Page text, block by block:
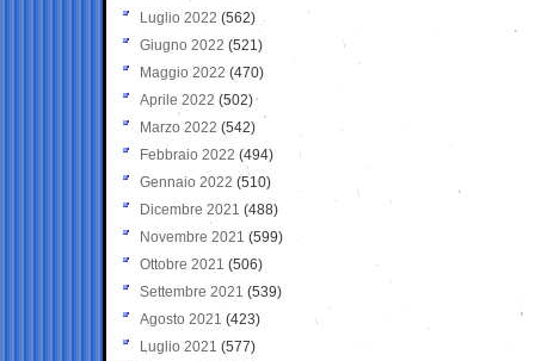
Luglio 2022 (562)
Giugno 2022 (521)
Maggio 2022 (470)
Aprile 2022 (502)
Marzo 2022 (542)
Febbraio 2022 (494)
Gennaio 2022 (510)
Dicembre 2021 (488)
Novembre 2021 (599)
Ottobre 2021 (506)
Settembre 2021 (539)
Agosto 2021 (423)
Luglio 2021 (577)